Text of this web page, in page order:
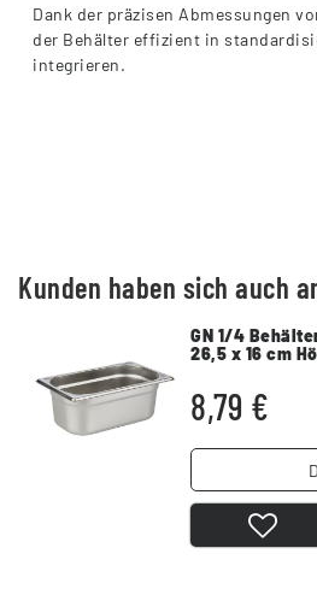
Dank der präzisen Abmessungen
der Behälter effizient in
integrieren.
Kunden haben sich auch
GN 1/4
26,5 x 16 cm
8,79 €